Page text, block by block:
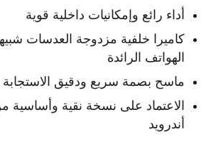
أداء رائع وإمكانيات داخلية قوية
كاميرا خلفية مزدوجة العدسات
الهواتف الرائدة
ماسح بصمة سريع ودقيق الاستجابة
الاعتماد على نسخة نقية وأساسية
أندرويد